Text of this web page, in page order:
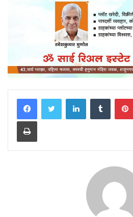
LinkedInTumblr
Print